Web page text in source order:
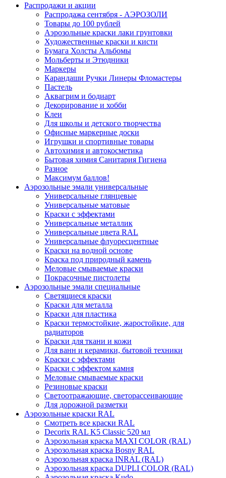
Распродажи и акции
Распродажа сентября - АЭРОЗОЛИ
Товары до 100 рублей
Аэрозольные краски лаки грунтовки
Художественные краски и кисти
Бумага Холсты Альбомы
Мольберты и Этюдники
Маркеры
Карандаши Ручки Линеры Фломастеры
Пастель
Аквагрим и бодиарт
Декорирование и хобби
Клеи
Для школы и детского творчества
Офисные маркерные доски
Игрушки и спортивные товары
Автохимия и автокосметика
Бытовая химия Санитария Гигиена
Разное
Максимум баллов!
Аэрозольные эмали универсальные
Универсальные глянцевые
Универсальные матовые
Краски с эффектами
Универсальные металлик
Универсальные цвета RAL
Универсальные флуоресцентные
Краски на водной основе
Краска под природный камень
Меловые смываемые краски
Покрасочные пистолеты
Аэрозольные эмали специальные
Светящиеся краски
Краски для металла
Краски для пластика
Краски термостойкие, жаростойкие, для
радиаторов
Краски для ткани и кожи
Для ванн и керамики, бытовой техники
Краски с эффектами
Краски с эффектом камня
Меловые смываемые краски
Резиновые краски
Светоотражающие, светорассеивающие
Для дорожной разметки
Аэрозольные краски RAL
Смотреть все краски RAL
Decorix RAL K5 Classic 520 мл
Аэрозольная краска MAXI COLOR (RAL)
Аэрозольная краска Bosny RAL
Аэрозольная краска INRAL (RAL)
Аэрозольная краска DUPLI COLOR (RAL)